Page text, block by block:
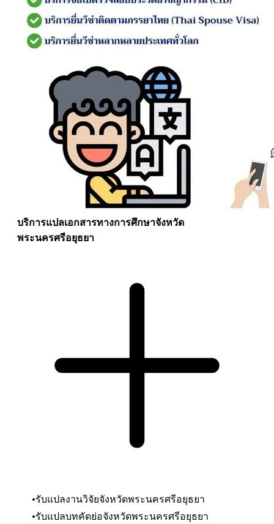
บริการแปลเอกสารทางการศึกษาจังหวัด
พระนครศรีอยุธยา
รับแปลงานวิจัยจังหวัดพระนครศรีอยุธยา
รับแปลบทคัดย่อจังหวัดพระนครศรีอยุธยา